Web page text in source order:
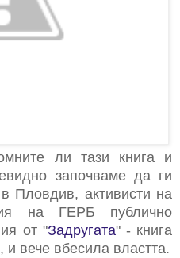
ли тази книга и
започваме да ги
Пловдив, активисти на
на ГЕРБ публично
от "Задругата" - книга
вече вбесила властта.